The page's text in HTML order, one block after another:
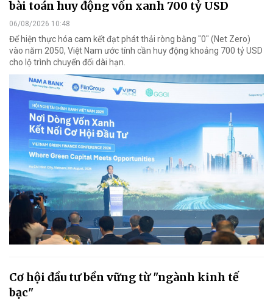
bài toán huy động vốn xanh 700 tỷ USD
06/08/2026 10:48
Để hiện thực hóa cam kết đạt phát thải ròng bằng "0" (Net Zero)
vào năm 2050, Việt Nam ước tính cần huy động khoảng 700 tỷ USD
cho lộ trình chuyển đổi dài hạn.
Cơ hội đầu tư bền vững từ "ngành kinh tế
bạc"